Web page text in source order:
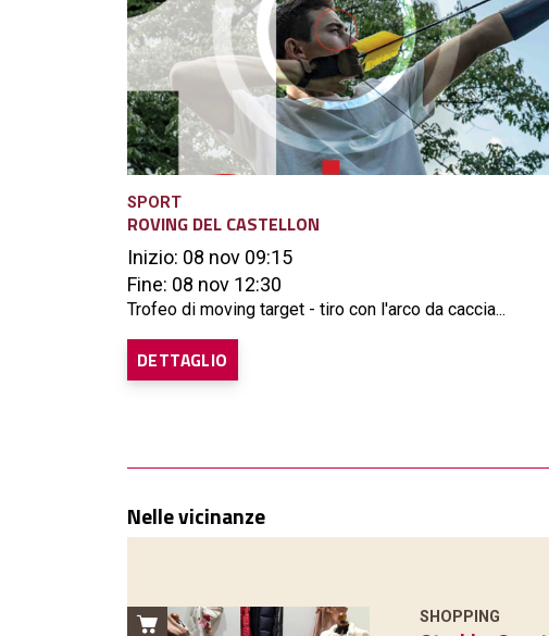
SPORT
ROVING DEL CASTELLON
Inizio: 08 nov 09:15
Fine: 08 nov 12:30
Trofeo di moving target - tiro con l'arco da caccia...
DETTAGLIO
Nelle vicinanze
SHOPPING